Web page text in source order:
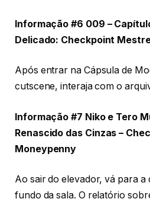
Informação #6 009 –
Delicado: Checkpoint
Após entrar na Cápsula de
cutscene, interaja com o
Informação #7 Niko e Tero
Renascido das Cinzas –
Moneypenny
Ao sair do elevador, vá para a
fundo da sala. O relatório